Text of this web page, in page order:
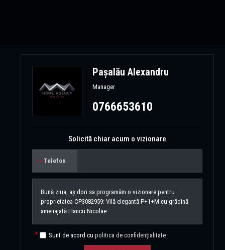
Pașalău Alexandru
Manager
0766653610
Solicită chiar acum o vizionare
Telefon
Sunt de acord cu politica de confidențialitate